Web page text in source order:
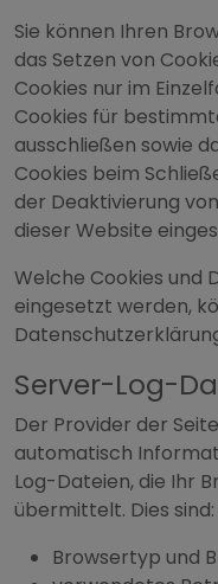
Sie können Ihren
das Setzen von
Cookies nur im
Cookies für
ausschließen sowie
Cookies beim
der Deaktivierung
dieser Website
Welche Cookies und
eingesetzt werden,
Server-Log-
Der Provider der
automatisch
Log-Dateien, die Ihr
übermittelt. Dies sind:
Browsertyp und